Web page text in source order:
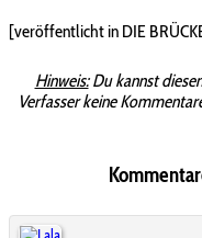
[veröffentlicht in DIE
Hinweis:Du kannst
Verfasser keine